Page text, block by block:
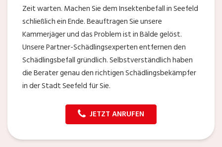
Zeit warten. Machen Sie dem Insektenbefall in Seefeld
schließlich ein Ende. Beauftragen Sie unsere
Kammerjäger und das Problem ist in Bälde gelöst.
Unsere Partner-Schädlingsexperten entfernen den
Schädlingsbefall gründlich. Selbstverständlich haben
die Berater genau den richtigen Schädlingsbekämpfer
in der Stadt Seefeld für Sie.
JETZT ANRUFEN